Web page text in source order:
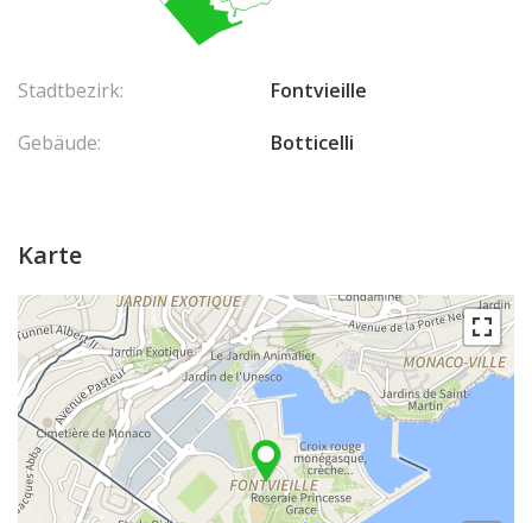
Stadtbezirk:
Fontvieille
Gebäude:
Botticelli
Karte